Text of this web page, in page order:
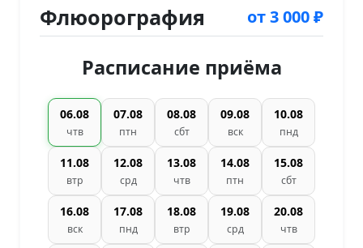
Флюорография от 3 000 ₽
Расписание приёма
06.08
чтв
07.08
птн
08.08
сбт
09.08
вск
10.08
пнд
11.08
втр
12.08
срд
13.08
чтв
14.08
птн
15.08
сбт
16.08
вск
17.08
пнд
18.08
втр
19.08
срд
20.08
чтв